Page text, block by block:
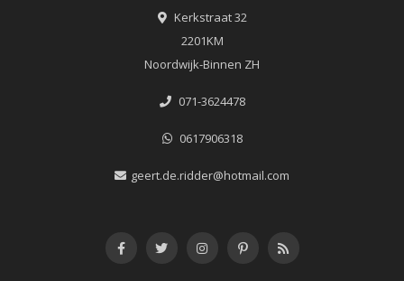
Kerkstraat 32
2201KM
Noordwijk-Binnen ZH
071-3624478
0617906318
geert.de.ridder@hotmail.com